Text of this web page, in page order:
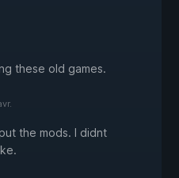
these old games.
the mods. I didnt